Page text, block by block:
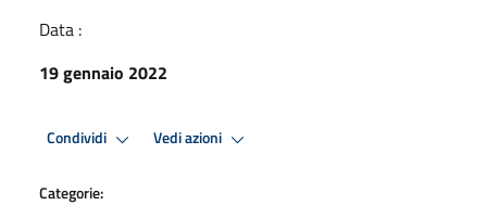
Data :
19 gennaio 2022
Condividi Vedi azioni
Categorie: